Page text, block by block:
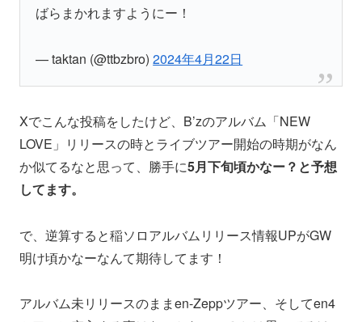
ばらまかれますようにー！
— taktan (@ttbzbro)2024年4月22日
Xでこんな投稿をしたけど、B’zのアルバム「NEW
LOVE」リリースの時とライブツアー開始の時期がなん
か似てるなと思って、勝手に5月下旬頃かなー？と予想
してます。
で、逆算すると稲ソロアルバムリリース情報UPがGW
明け頃かなーなんて期待してます！
アルバム未リリースのままen-Zeppツアー、そしてen4